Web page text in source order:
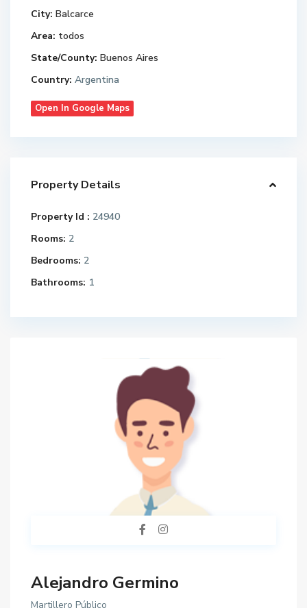
City: Balcarce
Area: todos
State/County: Buenos Aires
Country: Argentina
Open In Google Maps
Property Details
Property Id : 24940
Rooms: 2
Bedrooms: 2
Bathrooms: 1
Alejandro Germino
Martillero Público